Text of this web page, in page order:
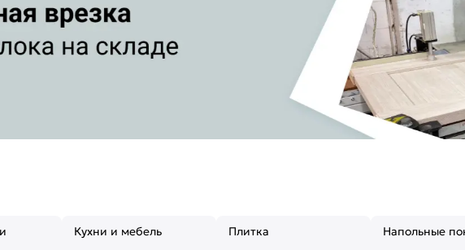
Кухни и мебель Плитка Напольные